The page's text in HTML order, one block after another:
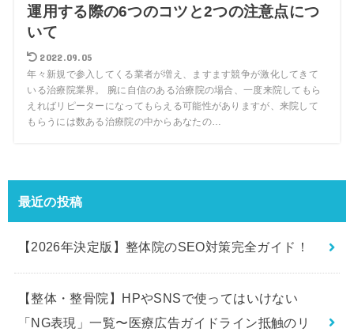
運用する際の6つのコツと2つの注意点につ
いて
2022.09.05
年々新規で参入してくる業者が増え、ますます競争が激化してきて
いる治療院業界。 腕に自信のある治療院の場合、一度来院してもら
えればリピーターになってもらえる可能性がありますが、来院して
もらうには数ある治療院の中からあなたの…
最近の投稿
【2026年決定版】整体院のSEO対策完全ガイド！
【整体・整骨院】HPやSNSで使ってはいけない
「NG表現」一覧〜医療広告ガイドライン抵触のリ